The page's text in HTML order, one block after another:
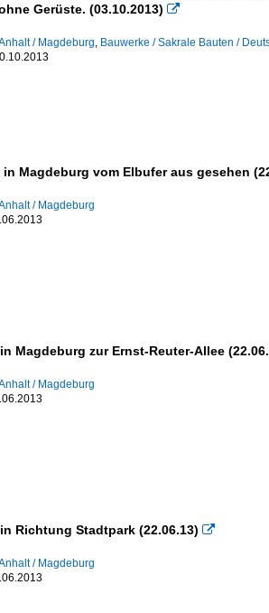
Gerüste. (03.10.2013) 
/ Magdeburg, Bauwerke / Sakrale Bauten /
Magdeburg vom Elbufer aus gesehen
/ Magdeburg
Magdeburg zur Ernst-Reuter-Allee
/ Magdeburg
Richtung Stadtpark (22.06.13) 
/ Magdeburg